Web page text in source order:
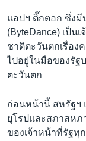
แอปฯ ติ๊กตอก ซึ่งมี
(ByteDance) เป็น
ชาติตะวันตกเรื่อง
ไปอยู่ในมือของรั
ตะวันตก
ก่อนหน้านี้ สหรัฐฯ
ยุโรปและสภาสห
ของเจ้าหน้าที่รัฐทุ